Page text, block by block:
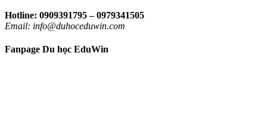
Hotline: 0909391795 – 0979341505
Email: info@duhoceduwin.com
Fanpage Du học EduWin